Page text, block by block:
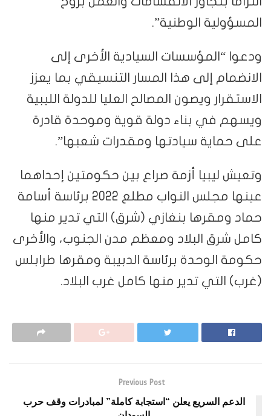
المسؤولية الوطنية”.
ودعوا “المؤسسات السيادية الأخرى إلى
الانضمام إلى هذا المسار التنسيقي بما يعزز
الاستقرار ويصون المصالح العليا للدولة الليبية
ويسهم في بناء دولة قوية وموحدة قادرة
على حماية سيادتها ومقدرات شعبها”.
وتعيش ليبيا أزمة صراع بين حكومتين إحداهما
عينها مجلس النواب مطلع 2022 برئاسة أسامة
حماد ومقرها بنغازي (شرق) التي تدير منها
كامل شرق البلاد ومعظم مدن الجنوب، والأخرى
حكومة الوحدة برئاسة الدبيبة ومقرها طرابلس
(غرب) التي تدير منها كامل غرب البلاد.
Previous Post
الدعم السريع يعلن “استجابة كاملة” لمبادرات وقف حرب